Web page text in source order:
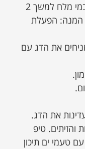
שעועית (לוביה ורחבה):חולטים במי מלח למשך 2
המנה: הפעלת
את הדג עם
את הדג.
והזיתים. טיפ
טעמי ים תיכון